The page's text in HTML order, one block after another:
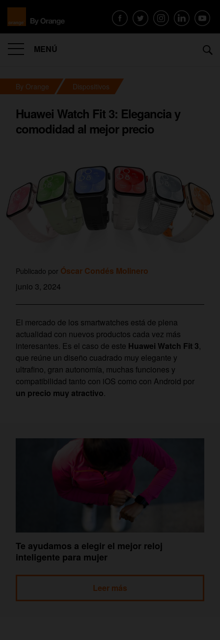
MENÚ
By Orange Dispositivos
Huawei Watch Fit 3: Elegancia y
comodidad al mejor precio
Publicado por Óscar Condés Molinero
junio 3, 2024
El mercado de los smartwatches está de plena
actualidad con nuevos productos cada vez más
interesantes. Es el caso de este Huawei Watch Fit 3,
que reúne un diseño cuadrado muy elegante y
ultrafino, gran autonomía, muchas funciones y
compatibilidad tanto con iOS como con Android por
un precio muy atractivo.
Te ayudamos a elegir el mejor reloj
inteligente para mujer
Leer más